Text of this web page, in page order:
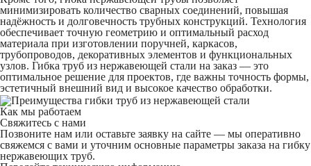
минимизировать количество сварных соединений, повышая
надёжность и долговечность трубных конструкций. Технология
обеспечивает точную геометрию и оптимальный расход
материала при изготовлении поручней, каркасов,
трубопроводов, декоративных элементов и функциональных
узлов. Гибка труб из нержавеющей стали на заказ — это
оптимальное решение для проектов, где важны точность формы,
эстетичный внешний вид и высокое качество обработки.
Как мы работаем
Свяжитесь с нами
Позвоните нам или оставьте заявку на сайте — мы оперативно
свяжемся с вами и уточним основные параметры заказа на гибку
нержавеющих труб.